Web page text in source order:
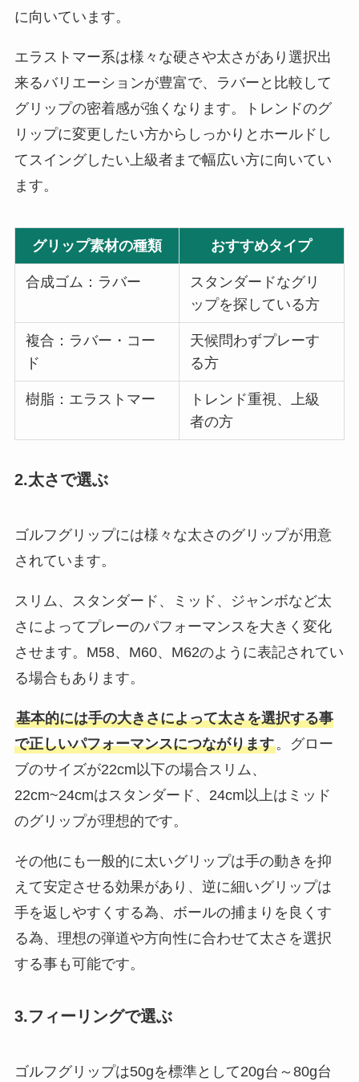
に向いています。
エラストマー系は様々な硬さや太さがあり選択出
来るバリエーションが豊富で、ラバーと比較して
グリップの密着感が強くなります。トレンドのグ
リップに変更したい方からしっかりとホールドし
てスイングしたい上級者まで幅広い方に向いてい
ます。
グリップ素材の種類 おすすめタイプ
合成ゴム：ラバー
スタンダードなグリ
ップを探している方
複合：ラバー・コー
ド
天候問わずプレーす
る方
樹脂：エラストマー
トレンド重視、上級
者の方
2.太さで選ぶ
ゴルフグリップには様々な太さのグリップが用意
されています。
スリム、スタンダード、ミッド、ジャンボなど太
さによってプレーのパフォーマンスを大きく変化
させます。M58、M60、M62のように表記されてい
る場合もあります。
基本的には手の大きさによって太さを選択する事
で正しいパフォーマンスにつながります。グロー
ブのサイズが22cm以下の場合スリム、
22cm~24cmはスタンダード、24cm以上はミッド
のグリップが理想的です。
その他にも一般的に太いグリップは手の動きを抑
えて安定させる効果があり、逆に細いグリップは
手を返しやすくする為、ボールの捕まりを良くす
る為、理想の弾道や方向性に合わせて太さを選択
する事も可能です。
3.フィーリングで選ぶ
ゴルフグリップは50gを標準として20g台～80g台